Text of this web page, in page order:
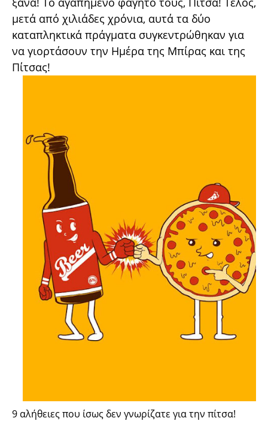
μετά από χιλιάδες χρόνια, αυτά τα δύο
καταπληκτικά πράγματα συγκεντρώθηκαν για
να γιορτάσουν την Ημέρα της Μπίρας και της
Πίτσας!
9 αλήθειες που ίσως δεν γνωρίζατε για την πίτσα!